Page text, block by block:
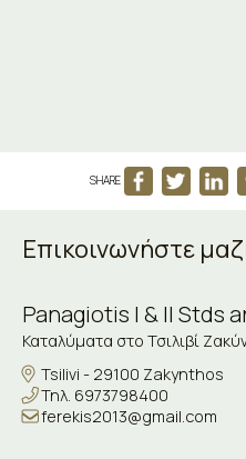
SHARE
Επικοινωνήστε
Panagiotis I & II Stds
Καταλύματα στο Τσιλιβί
Tsilivi - 29100 Zakynthos
Τηλ. 6973798400
ferekis2013@gmail.com